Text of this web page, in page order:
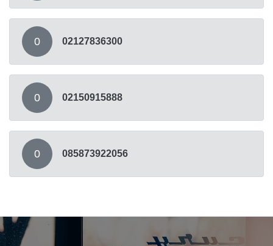
0 02127836300
0 02150915888
0 085873922056